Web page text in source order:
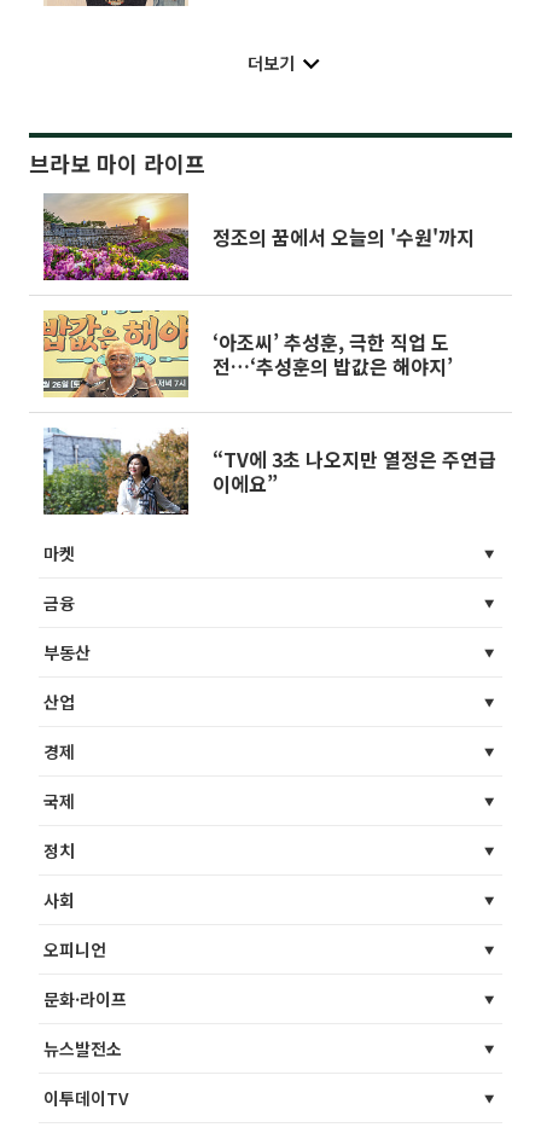
더보기
브라보 마이 라이프
정조의 꿈에서 오늘의 '수원'까지
‘아조씨’ 추성훈, 극한 직업 도
전…‘추성훈의 밥값은 해야지’
“TV에 3초 나오지만 열정은 주연급
이에요”
마켓
금융
부동산
산업
경제
국제
정치
사회
오피니언
문화·라이프
뉴스발전소
이투데이TV